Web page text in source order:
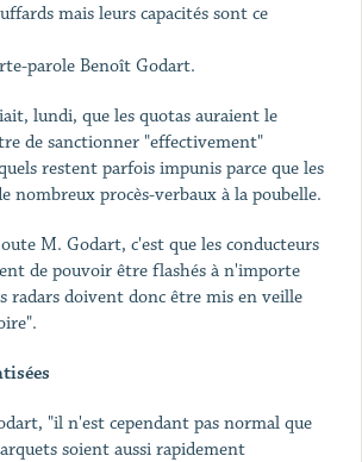
mais leurs capacités sont ce
parole Benoît Godart.
lundi, que les quotas auraient le
de sanctionner "effectivement"
restent parfois impunis parce que les
nombreux procès-verbaux à la poubelle.
M. Godart, c'est que les conducteurs
de pouvoir être flashés à n'importe
radars doivent donc être mis en veille
"il n'est cependant pas normal que
soient aussi rapidement